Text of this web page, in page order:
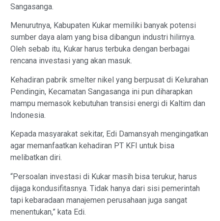
Sangasanga.
Menurutnya, Kabupaten Kukar memiliki banyak potensi
sumber daya alam yang bisa dibangun industri hilirnya.
Oleh sebab itu, Kukar harus terbuka dengan berbagai
rencana investasi yang akan masuk.
Kehadiran pabrik smelter nikel yang berpusat di Kelurahan
Pendingin, Kecamatan Sangasanga ini pun diharapkan
mampu memasok kebutuhan transisi energi di Kaltim dan
Indonesia.
Kepada masyarakat sekitar, Edi Damansyah mengingatkan
agar memanfaatkan kehadiran PT KFI untuk bisa
melibatkan diri.
“Persoalan investasi di Kukar masih bisa terukur, harus
dijaga kondusifitasnya. Tidak hanya dari sisi pemerintah
tapi kebaradaan manajemen perusahaan juga sangat
menentukan,” kata Edi.